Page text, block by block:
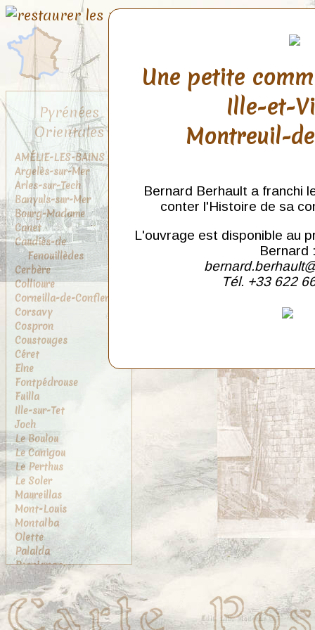
Pyrénées
Orientales
AMÉLIE-LES-BAINS
Argelès-sur-Mer
Arles-sur-Tech
Banyuls-sur-Mer
Bourg-Madame
Canet
Caudiès-de
Fenouillèdes
Cerbère
Collioure
Corneilla-de-Conflent
Corsavy
Cospron
Coustouges
Céret
Elne
Fontpédrouse
Fuilla
Ille-sur-Tet
Joch
Le Boulou
Le Canigou
Le Perthus
Le Soler
Maureillas
Mont-Louis
Montalba
Olette
Palalda
Perpignan
Port-Vendres
Prades
Prats-de-Mollo
Rivesaltes
Une petite
Ille-et-
Montreuil-
Bernard Berhault a franchi
conter l'Histoire de sa
L'ouvrage est disponible au
Bernard
Tél. +33 622